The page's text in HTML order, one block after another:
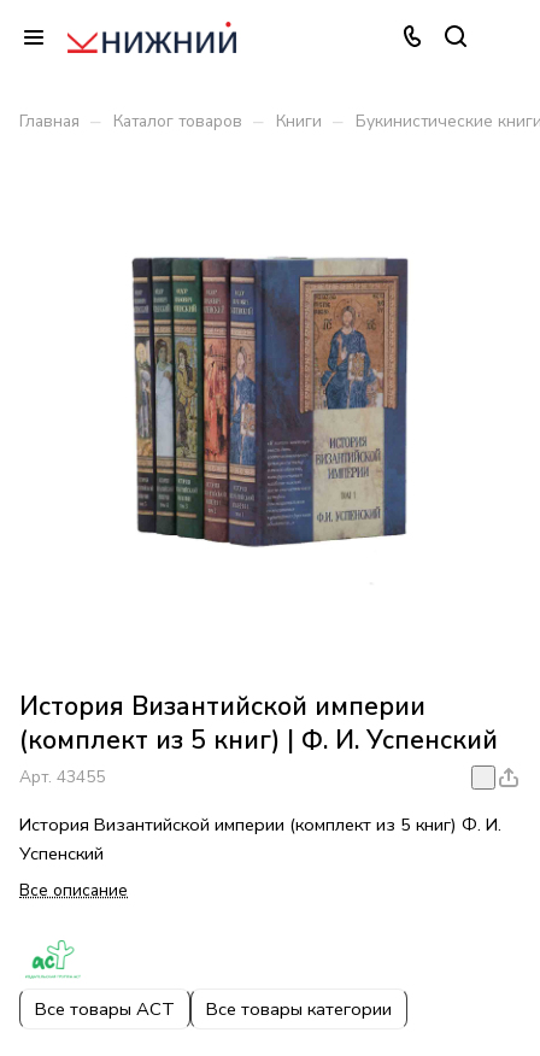
Главная – Каталог товаров – Книги – Букинистические
История Византийской империи
(комплект из 5 книг) | Ф. И. Успенский
Арт. 43455
История Византийской империи (комплект из 5 книг) Ф. И.
Успенский
Все описание
Все товары АСТ Все товары категории